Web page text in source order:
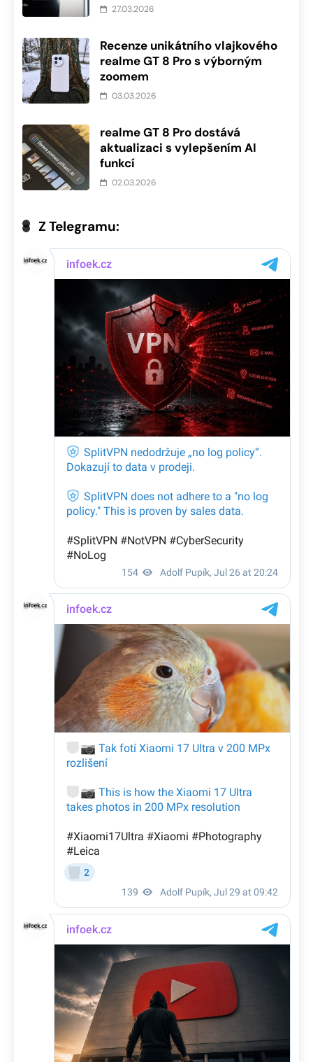
27.03.2026
Recenze unikátního vlajkového
realme GT 8 Pro s výborným
zoomem
03.03.2026
realme GT 8 Pro dostává
aktualizaci s vylepšením AI
funkcí
02.03.2026
Z Telegramu: